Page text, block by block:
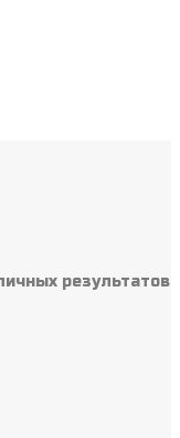
результатов